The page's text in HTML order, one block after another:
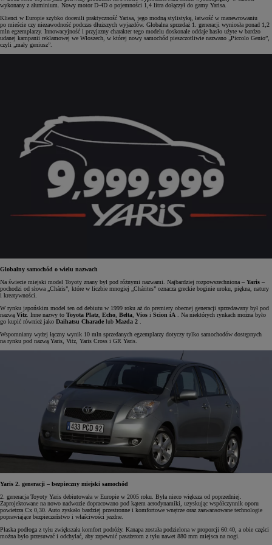
wykonany z aluminium. Nowy motor D-4D o pojemności 1,4 litra dołączył do gamy Yarisa.
Klienci w Europie szybko docenili praktyczność Yarisa, jego modną stylistykę, łatwość w manewrowaniu
po mieście czy niezawodność podczas dłuższych wyjazdów. Globalna sprzedaż 1. generacji wyniosła ponad 1,2
mln egzemplarzy. Innowacyjność i przyjazny charakter tego modelu doskonale oddaje hasło użyte w bardzo
udanej kampanii reklamowej we Włoszech, w której nowy samochód pieszczotliwie nazwano „Piccolo Genio”,
czyli „mały geniusz”.
Globalny samochód o wielu nazwach
Na świecie miejski model Toyoty znany był pod różnymi nazwami. Najbardziej rozpowszechniona – Yaris –
pochodzi od słowa „Cháris”, które w liczbie mnogiej „Chárites” oznacza greckie boginie uroku, piękna, natury
i kreatywności.
W rynku japońskim model ten od debiutu w 1999 roku aż do premiery obecnej generacji sprzedawany był pod
nazwą Vitz. Inne nazwy to Toyota Platz, Echo, Belta, Vios i Scion iA . Na niektórych rynkach można było
go kupić również jako Daihatsu Charade lub Mazda 2 .
Wspomniany wyżej łączny wynik 10 mln sprzedanych egzemplarzy dotyczy tylko samochodów dostępnych
na rynku pod nazwą Yaris, Vitz, Yaris Cross i GR Yaris.
Yaris 2. generacji – bezpieczny miejski samochód
2. generacja Toyoty Yaris debiutowała w Europie w 2005 roku. Była nieco większa od poprzedniej.
Zaprojektowane na nowo nadwozie dopracowano pod kątem aerodynamiki, uzyskując współczynnik oporu
powietrza Cx 0,30. Auto zyskało bardziej przestronne i komfortowe wnętrze oraz zaawansowane technologie
poprawiające bezpieczeństwo i właściwości jezdne.
Płaska podłoga z tyłu zwiększała komfort podróży. Kanapa została podzielona w proporcji 60:40, a obie części
można było przesuwać i odchylać, aby zapewnić pasażerom z tyłu nawet 880 mm miejsca na nogi.